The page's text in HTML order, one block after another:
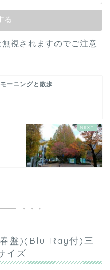
視されますのでご注意
ーニングと散歩
盤)(Blu-Ray付)三
イズ